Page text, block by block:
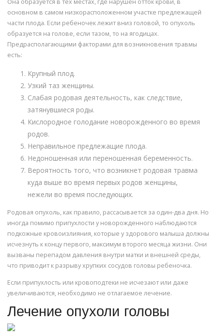
Она образуется в тех местах, где нарушен отток крови, в
основном в самом низкорасположенном участке предлежащей
части плода. Если ребеночек лежит вниз головой, то опухоль
образуется на голове, если тазом, то на ягодицах.
Предрасполагающими факторами для возникновения травмы
есть:
Крупный плод.
Узкий таз женщины.
Слабая родовая деятельность, как следствие,
затянувшиеся роды.
Кислородное голодание новорожденного во время
родов.
Неправильное предлежащие плода.
Недоношенная или переношенная беременность.
Вероятность того, что возникнет родовая травма
куда выше во время первых родов женщины,
нежели во время последующих.
Родовая опухоль, как правило, рассасывается за один-два дня. Но
иногда помимо припухлости у новорожденного наблюдаются
подкожные кровоизлияния, которые у здорового малыша должны
исчезнуть к концу первого, максимум второго месяца жизни. Они
вызваны перепадом давления внутри матки и внешней среды,
что приводит к разрыву хрупких сосудов головы ребеночка.
Если припухлость или кровоподтеки не исчезают или даже
увеличиваются, необходимо не отлагаемое лечение.
Лечение опухоли головы